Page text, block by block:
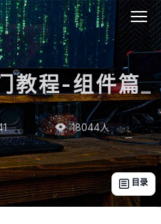
教程-组件篇_
 18044人
 目录